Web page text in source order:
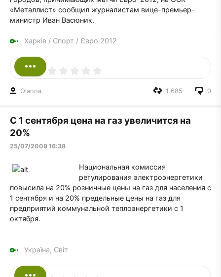
«Металлист» сообщил журналистам вице-премьер-
министр Иван Васюник.
Харків / Спорт / Євро 2012
Olanna 0
1 685
С 1 сентября цена на газ увеличится на
20%
25/07/2009 16:38
Национальная комиссия
регулирования электроэнергетики
повысила на 20% розничные цены на газ для населения с
1 сентября и на 20% предельные цены на газ для
предприятий коммунальной теплоэнергетики с 1
октября.
Україна, Світ